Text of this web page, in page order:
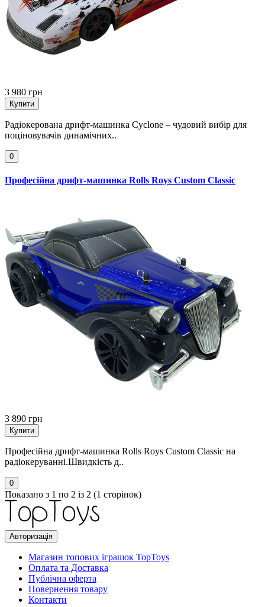
3 980 грн
Купити
Радіокерована дрифт-машинка Cyclone – чудовий вибір для
поціновувачів динамічних..
0
Професійна дрифт-машинка Rolls Roys Custom Classic
3 890 грн
Купити
Професійна дрифт-машинка Rolls Roys Custom Classic на
радіокеруванні.Швидкість д..
0
Показано з 1 по 2 із 2 (1 сторінок)
Авторизація
Магазин топових іграшок TopToys
Оплата та Доставка
Публічна оферта
Повернення товару
Контакти